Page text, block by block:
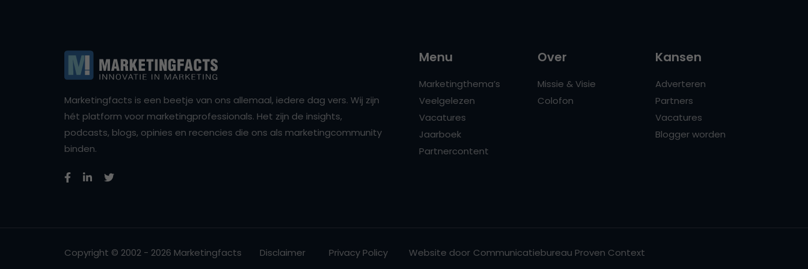
Marketingfacts is een beetje van ons allemaal, iedere dag vers. Wij zijn
hét platform voor marketingprofessionals. Het zijn de insights,
podcasts, blogs, opinies en recencies die ons als marketingcommunity
binden.
Menu
Marketingthema’s
Veelgelezen
Vacatures
Jaarboek
Partnercontent
Over
Missie & Visie
Colofon
Kansen
Adverteren
Partners
Vacatures
Blogger worden
Copyright © 2002 - 2026 Marketingfacts Disclaimer Privacy Policy Website door Communicatiebureau Proven Context